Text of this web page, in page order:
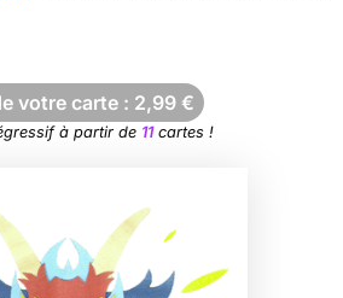
votre carte : 2,99 €
à partir de 11cartes !